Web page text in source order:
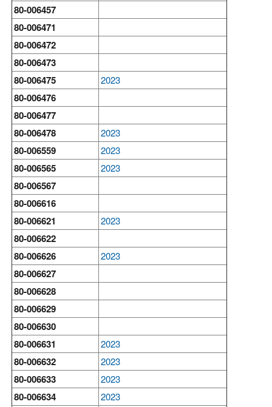
80-006457
80-006471
80-006472
80-006473
80-006475
2023
80-006476
80-006477
80-006478
2023
80-006559 2023
80-006565 2023
80-006567
80-006616
80-006621
2023
80-006622
80-006626
2023
80-006627
80-006628
80-006629
80-006630
80-006631
2023
80-006632 2023
80-006633 2023
80-006634 2023